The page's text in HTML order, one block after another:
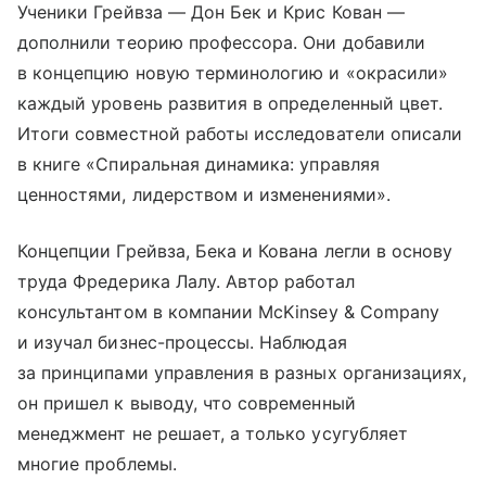
Ученики Грейвза — Дон Бек и Крис Кован —
дополнили теорию профессора. Они добавили
в концепцию новую терминологию и «окрасили»
каждый уровень развития в определенный цвет.
Итоги совместной работы исследователи описали
в книге «Спиральная динамика: управляя
ценностями, лидерством и изменениями».
Концепции Грейвза, Бека и Кована легли в основу
труда Фредерика Лалу. Автор работал
консультантом в компании McKinsey & Company
и изучал бизнес-процессы. Наблюдая
за принципами управления в разных организациях,
он пришел к выводу, что современный
менеджмент не решает, а только усугубляет
многие проблемы.